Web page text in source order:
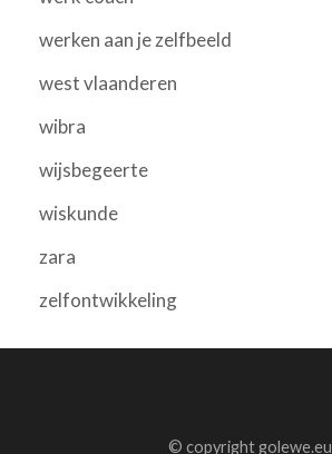
werken aan je zelfbeeld
west vlaanderen
wibra
wijsbegeerte
wiskunde
zara
zelfontwikkeling
© copyright golewe.eu